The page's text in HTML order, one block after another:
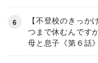
【不登校のきっか
つまで休むんです
母と息子《第６話》